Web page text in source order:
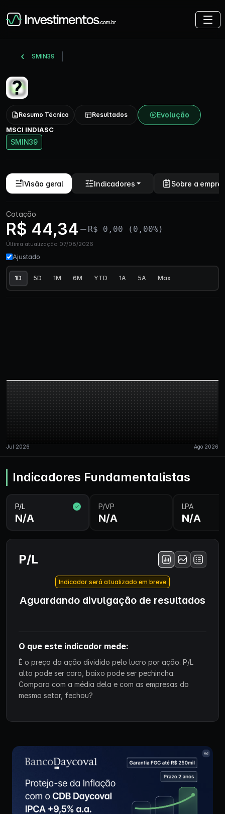
SMIN39
Resumo Técnico Resultados Evolução
MSCI INDIASC
SMIN39
Visão geral Indicadores Sobre a
Cotação
R$ 44,34 R$ 0,00 (0,00%)
Última atualização 07/08/2026
Ajustado
1D 5D 1M 6M YTD 1A 5A Max
Indicadores Fundamentalistas
P/L
N/A
P/VP
N/A
LPA
N/A
P/L
Indicador será atualizado em breve
Aguardando divulgação de resultados
O que este indicador mede:
É o preço da ação dividido pelo lucro por ação. P/L
alto pode ser caro, baixo pode ser pechincha.
Compara com a média dela e com as empresas do
mesmo setor, fechou?